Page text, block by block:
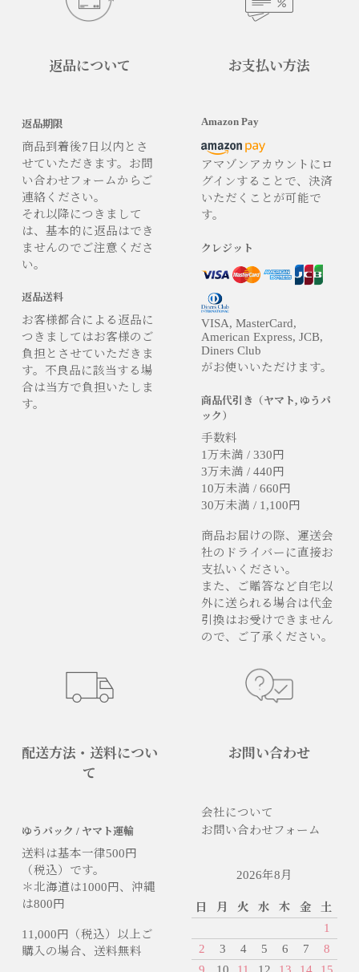
返品について
返品期限
商品到着後7日以内とさ
せていただきます。お問
い合わせフォームからご
連絡ください。
それ以降につきまして
は、基本的に返品はでき
ませんのでご注意くださ
い。
返品送料
お客様都合による返品に
つきましてはお客様のご
負担とさせていただきま
す。不良品に該当する場
合は当方で負担いたしま
す。
お支払い方法
Amazon Pay
アマゾンアカウントにロ
グインすることで、決済
いただくことが可能で
す。
クレジット
VISA, MasterCard,
American Express, JCB,
Diners Club
がお使いいただけます。
商品代引き（ヤマト, ゆうパ
ック）
手数料
1万未満 / 330円
3万未満 / 440円
10万未満 / 660円
30万未満 / 1,100円
商品お届けの際、運送会
社のドライバーに直接お
支払いください。
また、ご贈答など自宅以
外に送られる場合は代金
引換はお受けできません
ので、ご了承ください。
配送方法・送料につい
て
ゆうパック / ヤマト運輸
送料は基本一律500円
（税込）です。
＊北海道は1000円、沖縄
は800円
11,000円（税込）以上ご
購入の場合、送料無料
お問い合わせ
会社について
お問い合わせフォーム
2026年8月
日 月 火 水 木 金
土
1
2
3 4 5 6 7
8
9
10 11 12 13 14 15